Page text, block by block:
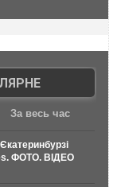
За весь час
ФОТО. ВІДЕО